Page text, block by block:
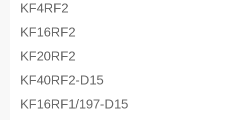
KF4RF2
KF16RF2
KF20RF2
KF40RF2-D15
KF16RF1/197-D15